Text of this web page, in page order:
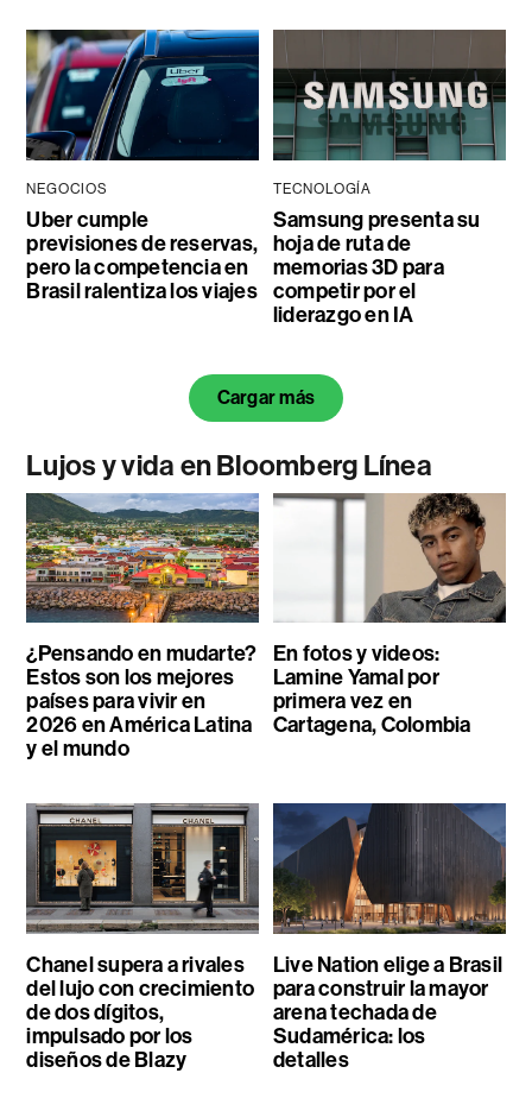
NEGOCIOS
Uber cumple
previsiones de reservas,
pero la competencia en
Brasil ralentiza los viajes
TECNOLOGÍA
Samsung presenta su
hoja de ruta de
memorias 3D para
competir por el
liderazgo en IA
Cargar más
Lujos y vida en Bloomberg Línea
¿Pensando en mudarte?
Estos son los mejores
países para vivir en
2026 en América Latina
y el mundo
En fotos y videos:
Lamine Yamal por
primera vez en
Cartagena, Colombia
Chanel supera a rivales
del lujo con crecimiento
de dos dígitos,
impulsado por los
diseños de Blazy
Live Nation elige a Brasil
para construir la mayor
arena techada de
Sudamérica: los
detalles